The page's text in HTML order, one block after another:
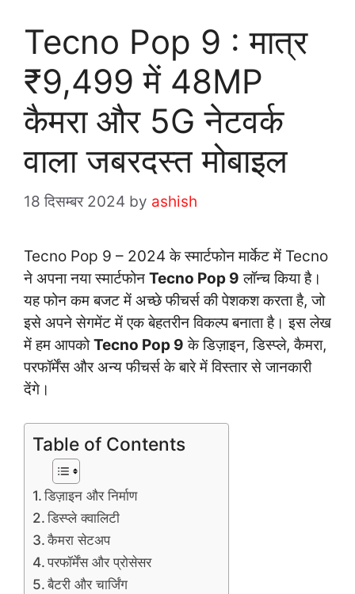
Tecno Pop 9 : मात्र
₹9,499 में 48MP
कैमरा और 5G नेटवर्क
वाला जबरदस्त मोबाइल
18 दिसम्बर 2024 by ashish
Tecno Pop 9 – 2024 के स्मार्टफोन मार्केट में Tecno
ने अपना नया स्मार्टफोन Tecno Pop 9 लॉन्च किया है।
यह फोन कम बजट में अच्छे फीचर्स की पेशकश करता है, जो
इसे अपने सेगमेंट में एक बेहतरीन विकल्प बनाता है। इस लेख
में हम आपकोTecno Pop 9 के डिज़ाइन, डिस्प्ले, कैमरा,
परफॉर्मेंस और अन्य फीचर्स के बारे में विस्तार से जानकारी
देंगे।
Table of Contents
डिज़ाइन और निर्माण
डिस्प्ले क्वालिटी
कैमरा सेटअप
परफॉर्मेंस और प्रोसेसर
बैटरी और चार्जिंग